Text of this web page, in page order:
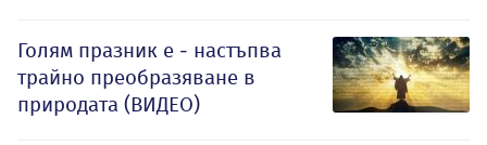
Голям празник е - настъпва
трайно преобразяване в
природата (ВИДЕО)